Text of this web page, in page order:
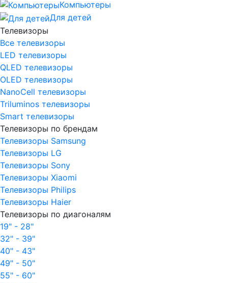
Компьютеры
Для детей
Телевизоры
Все телевизоры
LED телевизоры
QLED телевизоры
OLED телевизоры
NanoCell телевизоры
Triluminos телевизоры
Smart телевизоры
Телевизоры по брендам
Телевизоры Samsung
Телевизоры LG
Телевизоры Sony
Телевизоры Xiaomi
Телевизоры Philips
Телевизоры Haier
Телевизоры по диагоналям
19" - 28"
32" - 39"
40" - 43"
49" - 50"
55" - 60"